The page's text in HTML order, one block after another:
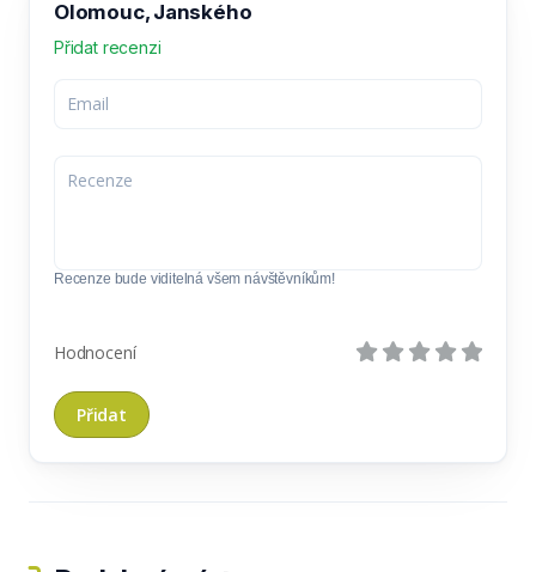
Olomouc, Janského
Přidat recenzi
Recenze bude viditelná všem návštěvníkům!
Hodnocení